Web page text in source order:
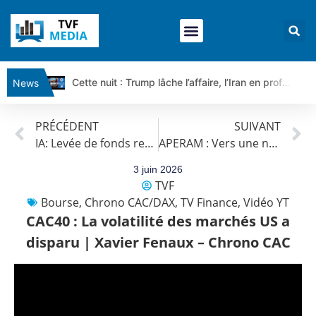
News
Cette nuit : Trump lâche l’affaire, l’Iran en profite pour tout exiger | Par Louis-Antoine Michelet
Vente du Turbo Infini BEST CALL AIRBUS TY80V à 3,45 € (+118 %)
Tout peut exploser ! | Antoine Quesada – Chrono CAC
Gaza, Iran, Chine : la guerre mondiale vient de commencer | par Louis-Antoine Michelet
Jean Marie Seronie :Loi agricole : vraie réforme ou simple réponse à la colère ?| Interview Éco
PRÉCÉDENT
IA: Levée de fonds record pour Alphabet | par Roselyne Pagès
SUIVANT
APERAM : Vers une nouvelle impulsion haussière ? | Daniel Cohen de Lara – Market Movers
3 juin 2026
TVF
Bourse, Chrono CAC/DAX, TV Finance, Vidéo YT
CAC40 : La volatilité des marchés US a
disparu | Xavier Fenaux – Chrono CAC